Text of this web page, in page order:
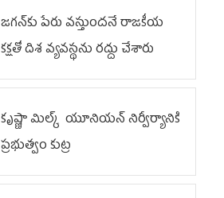
జగన్‌కు పేరు వస్తుందనే రాజకీయ
కక్షతో దిశ వ్య‌వ‌స్థ‌ను రద్దు చేశారు
కృష్ణా మిల్క్‌ యూనియన్‌ నిర్వీర్యానికి
ప్రభుత్వం కుట్ర